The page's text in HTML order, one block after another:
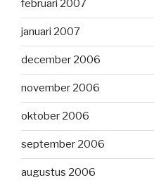
februari 2007
januari 2007
december 2006
november 2006
oktober 2006
september 2006
augustus 2006